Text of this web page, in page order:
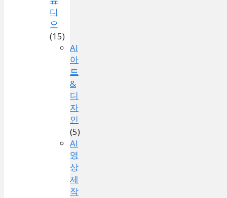
디
오
(15)
AI
아
트
&
디
자
인
(5)
AI
영
상
제
작